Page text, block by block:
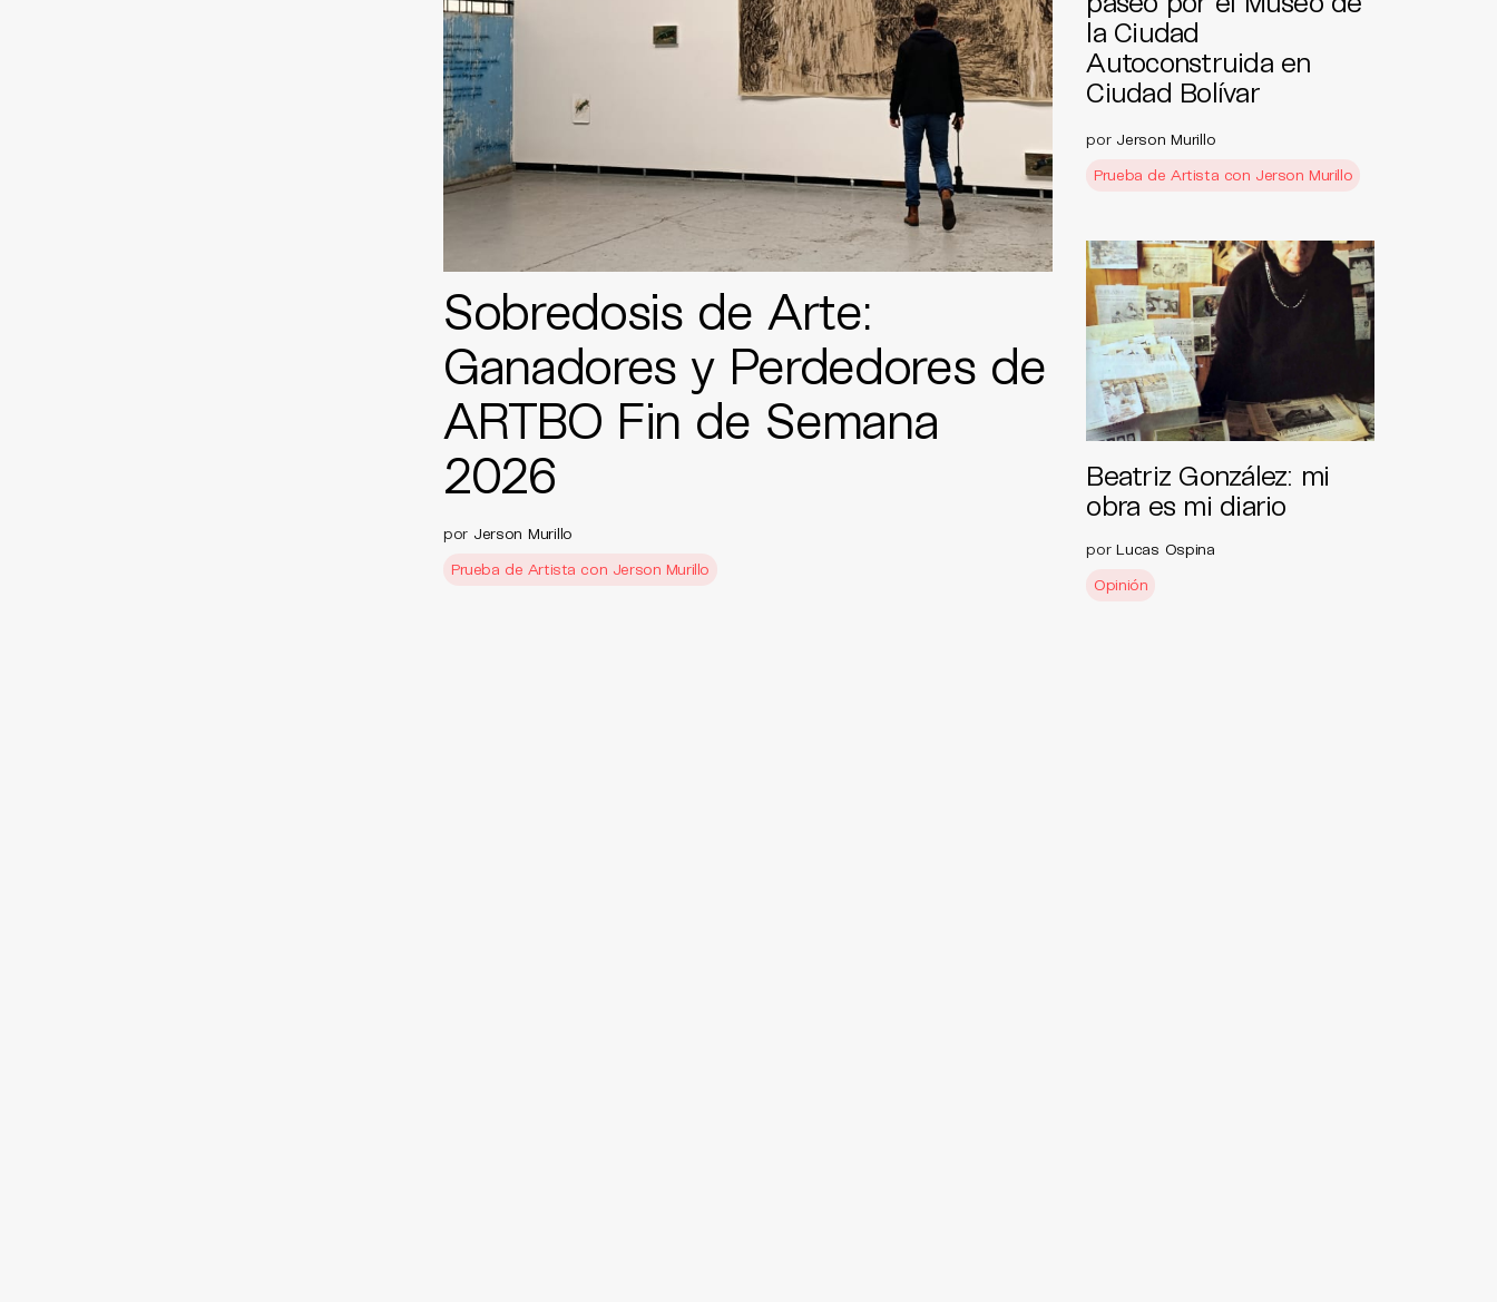
Sobredosis de Arte:
Ganadores y Perdedores de
ARTBO Fin de Semana
2026
por Jerson Murillo
Prueba de Artista con Jerson Murillo
la Ciudad
Autoconstruida en
Ciudad Bolívar
por Jerson Murillo
Prueba de Artista con Jerson Murillo
Beatriz González: mi
obra es mi diario
porLucas Ospina
Opinión